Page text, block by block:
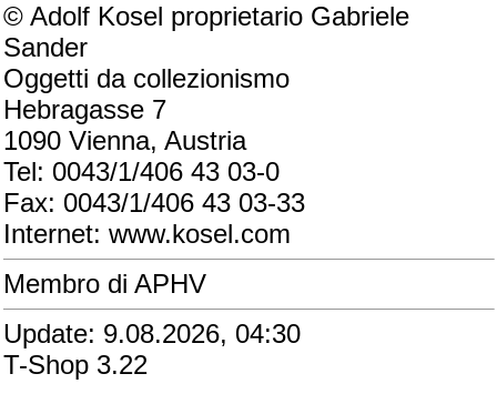
© Adolf Kosel proprietario Gabriele
Sander
Oggetti da collezionismo
Hebragasse 7
1090 Vienna, Austria
Tel: 0043/1/406 43 03-0
Fax: 0043/1/406 43 03-33
Internet: www.kosel.com
Membro di APHV
Update: 9.08.2026, 04:30
T-Shop 3.22